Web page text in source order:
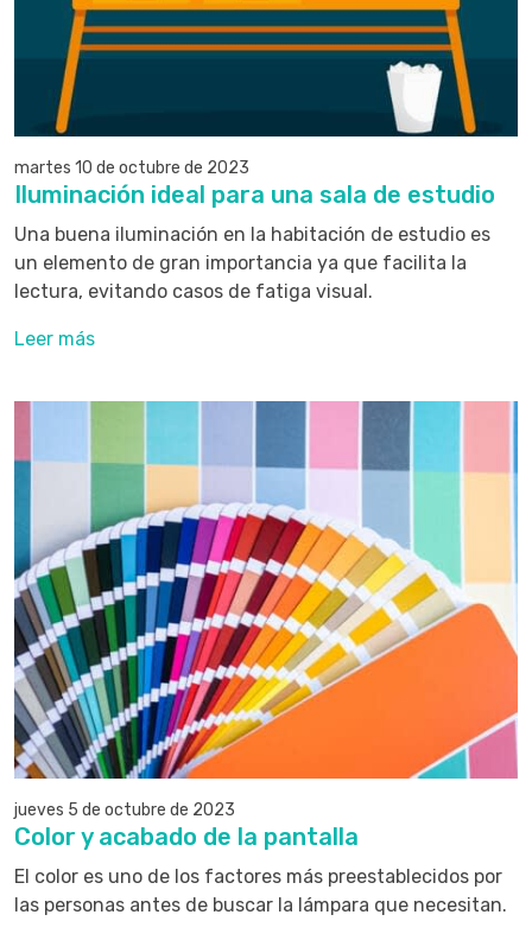
martes 10 de octubre de 2023
Iluminación ideal para una sala de estudio
Una buena iluminación en la habitación de estudio es
un elemento de gran importancia ya que facilita la
lectura, evitando casos de fatiga visual.
Leer más
jueves 5 de octubre de 2023
Color y acabado de la pantalla
El color es uno de los factores más preestablecidos por
las personas antes de buscar la lámpara que necesitan.